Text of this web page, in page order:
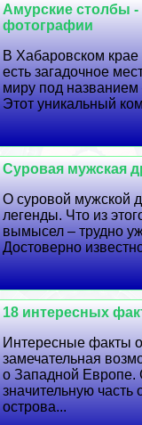
Амурские столбы
фотографии
В Хабаровском
есть загадочное
миру под
Этот уникальный
Суровая мужская
О суровой мужской
легенды. Что из
вымысел – трудно
Достоверно
18 интересных
Интересные факты
замечательная
о Западной Европе.
значительную часть
острова...